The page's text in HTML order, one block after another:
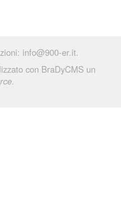
info@900-er.it.
con BraDyCMS un
.